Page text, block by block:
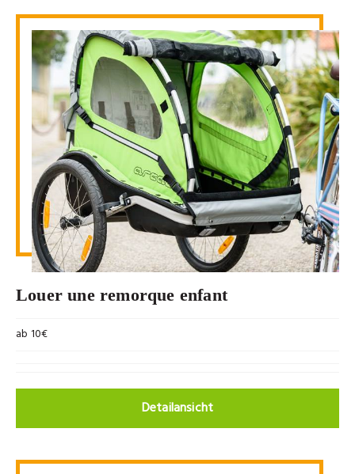
Louer une remorque enfant
ab 10€
Detailansicht